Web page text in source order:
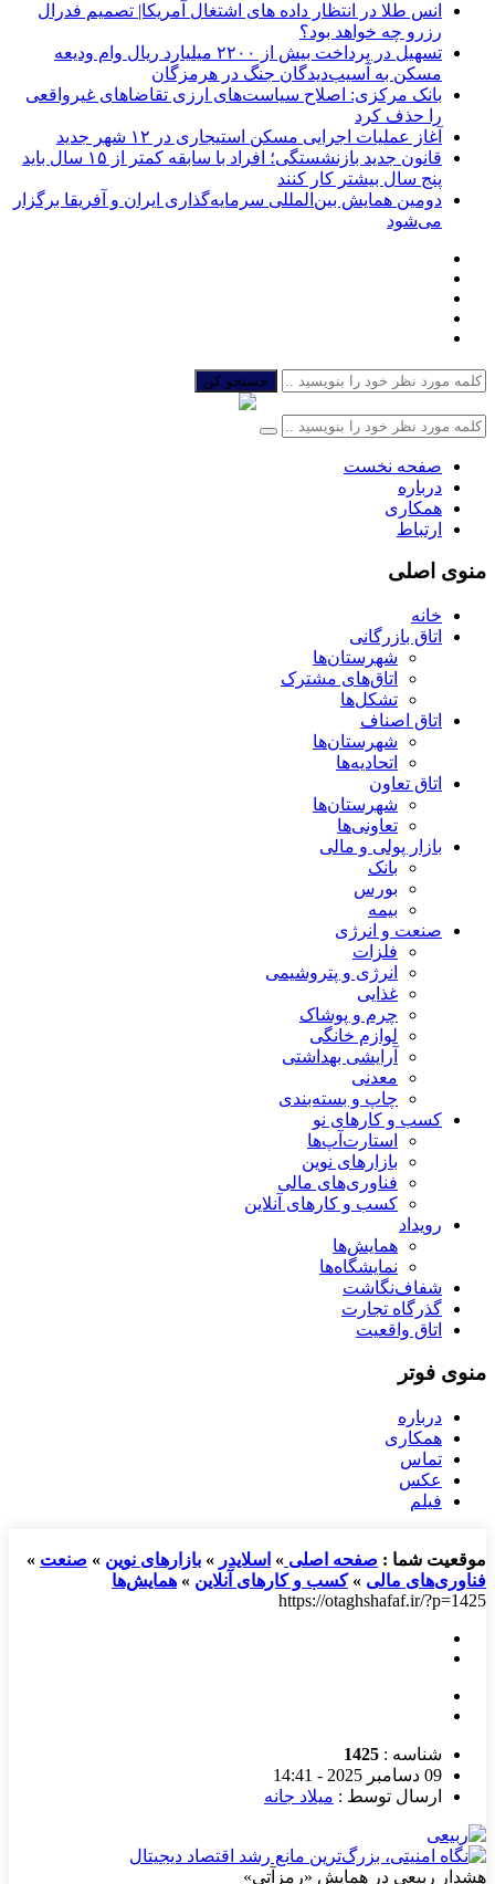
انس طلا در انتظار داده های اشتغال آمریکا| تصمیم فدرال
رزرو چه خواهد بود؟
تسهیل در پرداخت بیش از ۲۲۰۰ میلیارد ریال وام ودیعه
مسکن به آسیب‌دیدگان جنگ در هرمزگان
بانک مرکزی: اصلاح سیاست‌های ارزی تقاضاهای غیرواقعی
را حذف کرد
آغاز عملیات اجرایی مسکن استیجاری در ۱۲ شهر جدید
قانون جدید بازنشستگی؛ افراد با سابقه کمتر از ۱۵ سال باید
پنج سال بیشتر کار کنند
دومین همایش بین‌المللی سرمایه‌گذاری ایران و آفریقا برگزار
می‌شود
جستجو کن
صفحه نخست
درباره
همکاری
ارتباط
منوی اصلی
خانه
اتاق بازرگانی
شهرستان‌ها
اتاق‌های مشترک
تشکل‌ها
اتاق اصناف
شهرستان‌ها
اتحادیه‌ها
اتاق تعاون
شهرستان‌ها
تعاونی‌ها
بازار پولی و مالی
بانک
بورس
بیمه
صنعت و انرژی
فلزات
انرژی و پتروشیمی
غذایی
چرم و پوشاک
لوازم خانگی
آرایشی بهداشتی
معدنی
چاپ و بسته‌بندی
کسب و کارهای نو
استارت‌آپ‌ها
بازارهای نوین
فناوری‌های مالی
کسب و کارهای آنلاین
رویداد
همایش‌ها
نمایشگاه‌ها
شفاف‌نگاشت
گذرگاه تجارت
اتاق واقعیت
منوی فوتر
درباره
همکاری
تماس
عکس
فیلم
موقعیت شما : صفحه اصلی » اسلایدر » بازارهای نوین » صنعت »
فناوری‌های مالی »کسب و کارهای آنلاین » همایش‌ها
https://otaghshafaf.ir/?p=1425
شناسه : 1425
09 دسامبر 2025 - 14:41
ارسال توسط : میلاد جانه
هشدار ربیعی در همایش «رمزآتی»